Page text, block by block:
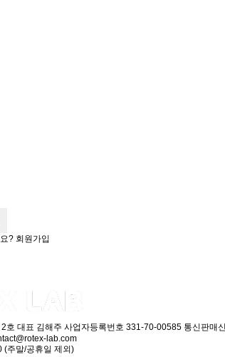
? 회원가입
호 대표 김해주 사업자등록번호 331-70-00585 통신판매
lab.com
(주말/공휴일 제외)